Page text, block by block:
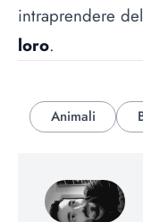
intraprendere
loro.
Animali